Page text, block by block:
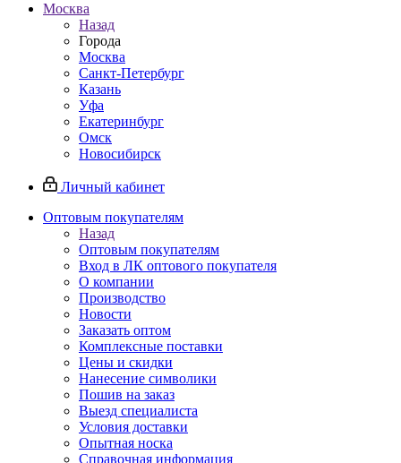
Москва
Назад
Города
Москва
Санкт-Петербург
Казань
Уфа
Екатеринбург
Омск
Новосибирск
Личный кабинет
Оптовым покупателям
Назад
Оптовым покупателям
Вход в ЛК оптового покупателя
О компании
Производство
Новости
Заказать оптом
Комплексные поставки
Цены и скидки
Нанесение символики
Пошив на заказ
Выезд специалиста
Условия доставки
Опытная носка
Справочная информация